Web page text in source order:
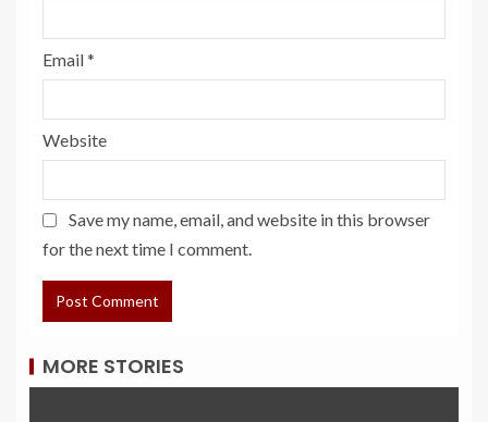
Email*
Website
Save my name, email, and website in this browser
for the next time I comment.
MORE STORIES